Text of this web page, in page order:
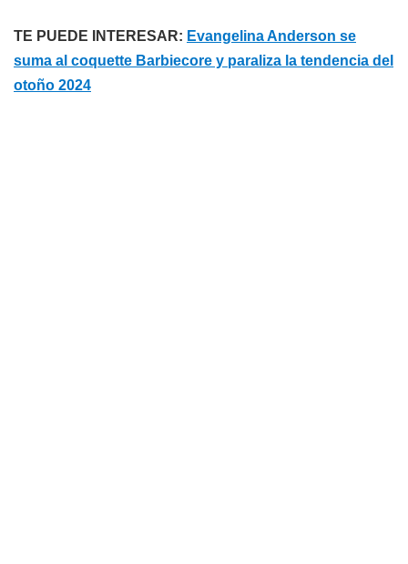
TE PUEDE INTERESAR: Evangelina Anderson se
suma al coquette Barbiecore y paraliza la tendencia del
otoño 2024